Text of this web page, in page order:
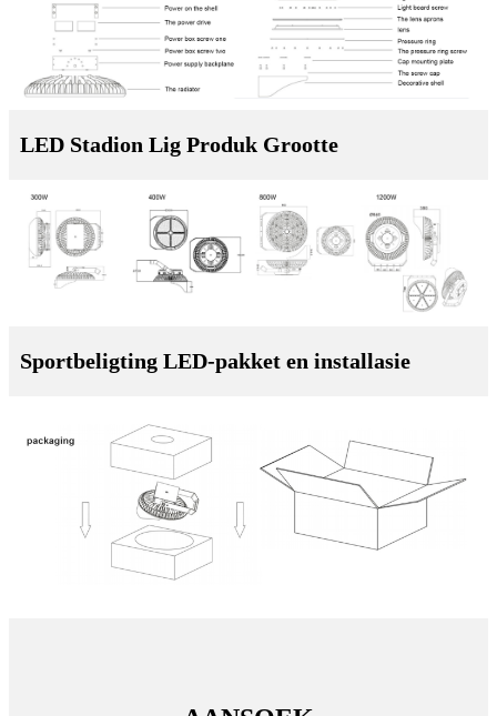
LED Stadion Lig Produk Grootte
Sportbeligting LED-pakket en installasie